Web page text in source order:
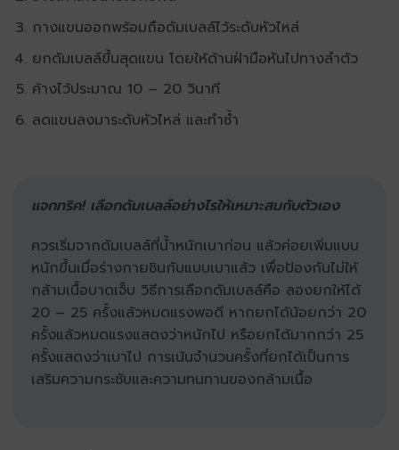
กางแขนออกพร้อมถือดัมเบลล์ไว้ระดับหัวไหล่
ยกดัมเบลล์ขึ้นสุดแขน โดยให้ด้านฝ่ามือหันไปทางลำตัว
ค้างไว้ประมาณ 10 – 20 วินาที
ลดแขนลงมาระดับหัวไหล่ และทำซ้ำ
แจกทริค! เลือกดัมเบลล์อย่างไรให้เหมาะสมกับตัวเอง
ควรเริ่มจากดัมเบลล์ที่น้ำหนักเบาก่อน แล้วค่อยเพิ่มแบบ
หนักขึ้นเมื่อร่างกายชินกับแบบเบาแล้ว เพื่อป้องกันไม่ให้
กล้ามเนื้อบาดเจ็บ วิธีการเลือกดัมเบลล์คือ ลองยกให้ได้
20 – 25 ครั้งแล้วหมดแรงพอดี หากยกได้น้อยกว่า 20
ครั้งแล้วหมดแรงแสดงว่าหนักไป หรือยกได้มากกว่า 25
ครั้งแสดงว่าเบาไป การเน้นจำนวนครั้งที่ยกได้เป็นการ
เสริมความกระชับและความทนทานของกล้ามเนื้อ